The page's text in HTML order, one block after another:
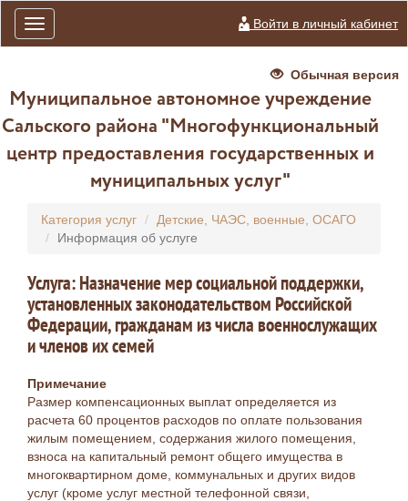
Toggle
navigation
Войти в личный кабинет
Обычная версия
Муниципальное автономное учреждение
Сальского района "Многофункциональный
центр предоставления государственных и
муниципальных услуг"
Категория услуг
Детские, ЧАЭС, военные, ОСАГО
Информация об услуге
Услуга: Назначение мер социальной поддержки,
установленных законодательством Российской
Федерации, гражданам из числа военнослужащих
и членов их семей
Примечание
Размер компенсационных выплат определяется из
расчета 60 процентов расходов по оплате пользования
жилым помещением, содержания жилого помещения,
взноса на капитальный ремонт общего имущества в
многоквартирном доме, коммунальных и других видов
услуг (кроме услуг местной телефонной связи,